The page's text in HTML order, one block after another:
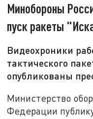
Минобороны
пуск ракеты
Видеохроники
тактического
опубликованы
Министерство
Федерации